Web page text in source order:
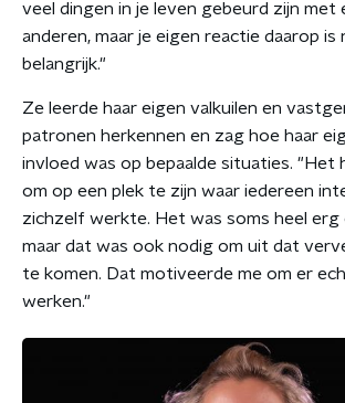
veel dingen in je leven gebeurd zijn met
anderen, maar je eigen reactie daarop is
belangrijk."
Ze leerde haar eigen valkuilen en
patronen herkennen en zag hoe haar
invloed was op bepaalde situaties. "Het
om op een plek te zijn waar iedereen
zichzelf werkte. Het was soms heel
maar dat was ook nodig om uit dat
te komen. Dat motiveerde me om er
werken."